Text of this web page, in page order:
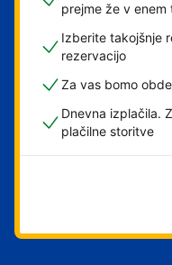
prejme že v enem
Izberite takojšnje
rezervacijo
Za vas bomo
Dnevna izplačila.
plačilne storitve